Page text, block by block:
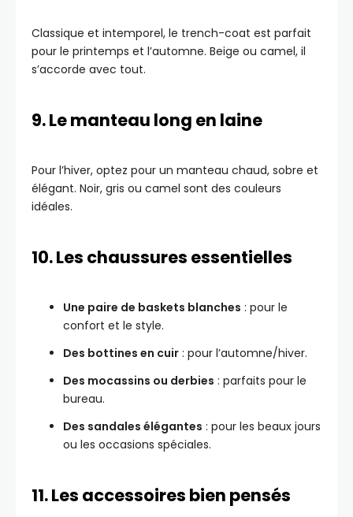
Classique et intemporel, le trench-coat est parfait
pour le printemps et l’automne. Beige ou camel, il
s’accorde avec tout.
9. Le manteau long en laine
Pour l’hiver, optez pour un manteau chaud, sobre et
élégant. Noir, gris ou camel sont des couleurs
idéales.
10. Les chaussures essentielles
Une paire de baskets blanches : pour le
confort et le style.
Des bottines en cuir : pour l’automne/hiver.
Des mocassins ou derbies : parfaits pour le
bureau.
Des sandales élégantes : pour les beaux jours
ou les occasions spéciales.
11. Les accessoires bien pensés